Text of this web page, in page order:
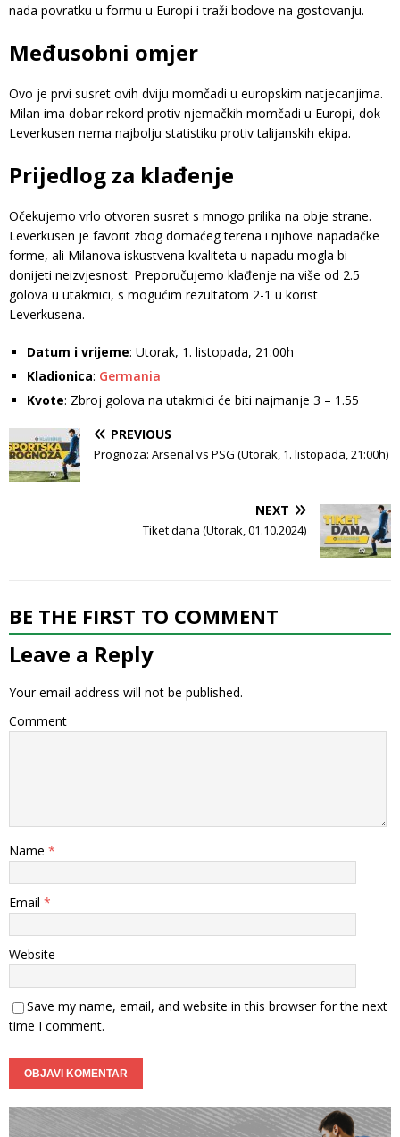
nada povratku u formu u Europi i traži bodove na gostovanju.
Međusobni omjer
Ovo je prvi susret ovih dviju momčadi u europskim natjecanjima.
Milan ima dobar rekord protiv njemačkih momčadi u Europi, dok
Leverkusen nema najbolju statistiku protiv talijanskih ekipa.
Prijedlog za klađenje
Očekujemo vrlo otvoren susret s mnogo prilika na obje strane.
Leverkusen je favorit zbog domaćeg terena i njihove napadačke
forme, ali Milanova iskustvena kvaliteta u napadu mogla bi
donijeti neizvjesnost. Preporučujemo klađenje na više od 2.5
golova u utakmici, s mogućim rezultatom 2-1 u korist
Leverkusena.
Datum i vrijeme: Utorak, 1. listopada, 21:00h
Kladionica: Germania
Kvote: Zbroj golova na utakmici će biti najmanje 3 – 1.55
PREVIOUS
Prognoza: Arsenal vs PSG (Utorak, 1. listopada, 21:00h)
NEXT
Tiket dana (Utorak, 01.10.2024)
BE THE FIRST TO COMMENT
Leave a Reply
Your email address will not be published.
Comment
Name *
Email *
Website
Save my name, email, and website in this browser for the next
time I comment.